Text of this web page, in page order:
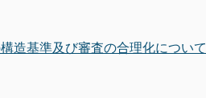
造基準及び審査の合理化について